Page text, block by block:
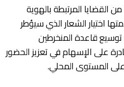
المرتبطة بالهوية
اختيار الشعار الذي سيؤطر
توسيع قاعدة المنخرطين
على الإسهام في تعزيز الحضور
المستوى المحلي.